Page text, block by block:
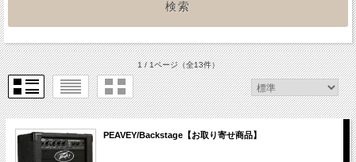
1 / 1ページ（全13件）
PEAVEY/Backstage【お取り寄せ商品】